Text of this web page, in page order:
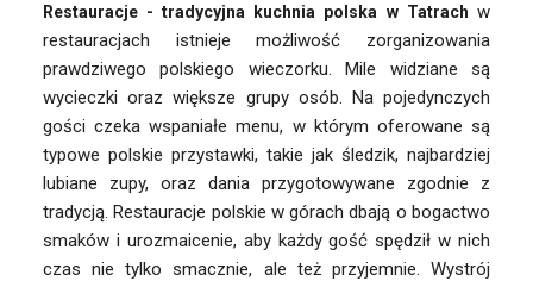
Restauracje - tradycyjna kuchnia polska w Tatrach w
restauracjach istnieje możliwość zorganizowania
prawdziwego polskiego wieczorku. Mile widziane są
wycieczki oraz większe grupy osób. Na pojedynczych
gości czeka wspaniałe menu, w którym oferowane są
typowe polskie przystawki, takie jak śledzik, najbardziej
lubiane zupy, oraz dania przygotowywane zgodnie z
tradycją. Restauracje polskie w górach dbają o bogactwo
smaków i urozmaicenie, aby każdy gość spędził w nich
czas nie tylko smacznie, ale też przyjemnie. Wystrój